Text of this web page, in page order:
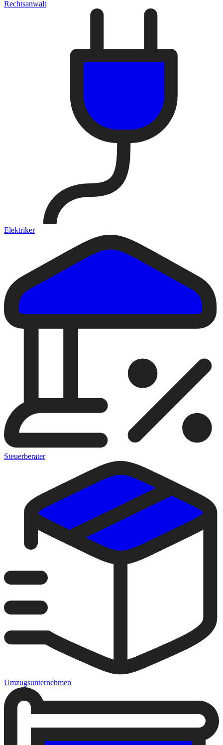
Rechtsanwalt
Elektriker
Steuerberater
Umzugsunternehmen